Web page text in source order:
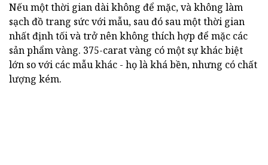
Nếu một thời gian dài không để mặc, và không làm
sạch đồ trang sức với mẫu, sau đó sau một thời gian
nhất định tối và trở nên không thích hợp để mặc các
sản phẩm vàng. 375-carat vàng có một sự khác biệt
lớn so với các mẫu khác - họ là khá bền, nhưng có chất
lượng kém.